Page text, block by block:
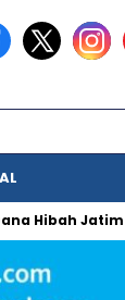
Jatim